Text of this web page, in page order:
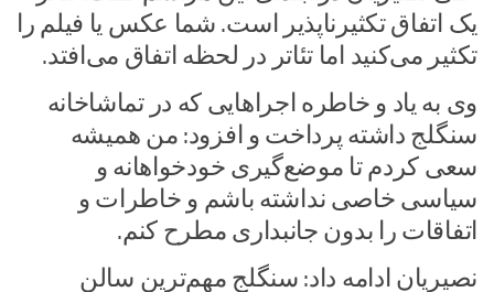
یک اتفاق تکثیرناپذیر است. شما عکس یا فیلم را
تکثیر می‌کنید اما تئاتر در لحظه اتفاق می‌افتد.
وی به یاد و خاطره اجراهایی که در تماشاخانه
سنگلج داشته پرداخت و افزود: من همیشه
سعی کردم تا موضع‌گیری خودخواهانه و
سیاسی خاصی نداشته باشم و خاطرات و
اتفاقات را بدون جانبداری مطرح کنم.
نصیریان ادامه داد: سنگلج مهم‌ترین سالن